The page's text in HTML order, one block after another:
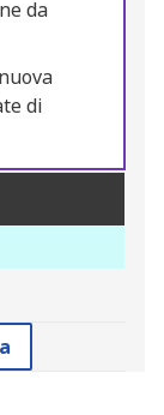
da
di